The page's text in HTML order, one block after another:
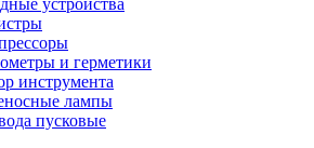
и герметики
инструмента
лампы
пусковые